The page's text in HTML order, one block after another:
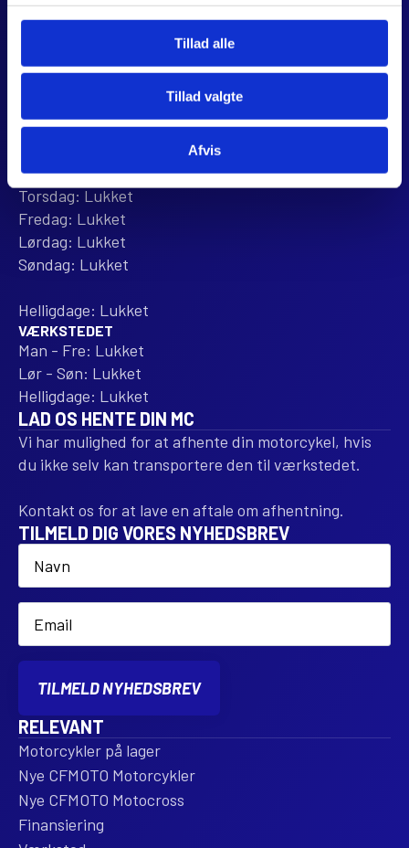
Tillad alle
Tillad valgte
Afvis
salg@jjmotorcykler.dk
Anmeld os på Trustpilot
Mandag: 10:00 - 16:00
Onsdag: 10:00 - 16:00
Torsdag: Lukket
Fredag: Lukket
Lørdag: Lukket
Søndag: Lukket
Helligdage: Lukket
VÆRKSTEDET
Man - Fre: Lukket
Lør - Søn: Lukket
Helligdage: Lukket
LAD OS HENTE DIN MC
Vi har mulighed for at afhente din motorcykel, hvis
du ikke selv kan transportere den til værkstedet.
Kontakt os for at lave en aftale om afhentning.
TILMELD DIG VORES NYHEDSBREV
Name
Email
TILMELD NYHEDSBREV
RELEVANT
Motorcykler på lager
Nye CFMOTO Motorcykler
Nye CFMOTO Motocross
Finansiering